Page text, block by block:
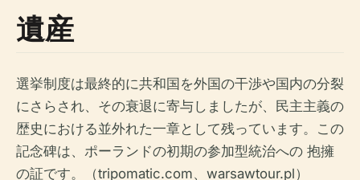
遺産
選挙制度は最終的に共和国を外国の干渉や国内の分裂
にさらされ、その衰退に寄与しましたが、民主主義の
歴史における並外れた一章として残っています。この
記念碑は、ポーランドの初期の参加型統治への ​​抱擁
の証です。（tripomatic.com、warsawtour.pl）